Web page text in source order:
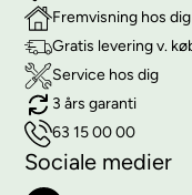
Fremvisning hos dig
Gratis levering v.
Service hos dig
3 års garanti
63 15 00 00
Sociale medier